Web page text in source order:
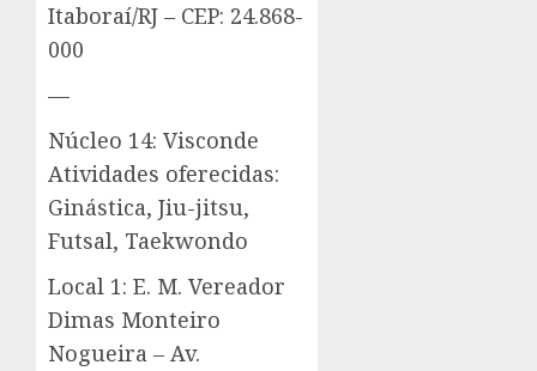
Itaboraí/RJ – CEP: 24.868-
000
—
Núcleo 14: Visconde
Atividades oferecidas:
Ginástica, Jiu-jitsu,
Futsal, Taekwondo
Local 1: E. M. Vereador
Dimas Monteiro
Nogueira – Av.